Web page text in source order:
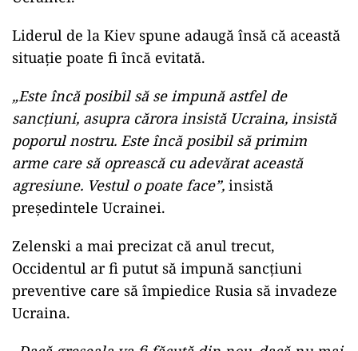
Liderul de la Kiev spune adaugă însă că această
situație poate fi încă evitată.
„Este încă posibil să se impună astfel de
sancțiuni, asupra cărora insistă Ucraina, insistă
poporul nostru. Este încă posibil să primim
arme care să oprească cu adevărat această
agresiune. Vestul o poate face”, insistă
președintele Ucrainei.
Zelenski a mai precizat că anul trecut,
Occidentul ar fi putut să impună sancțiuni
preventive care să împiedice Rusia să invadeze
Ucraina.